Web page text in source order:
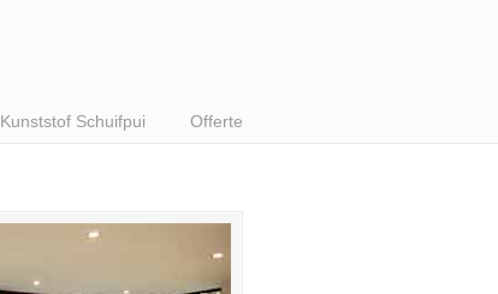
Kunststof Schuifpui Offerte